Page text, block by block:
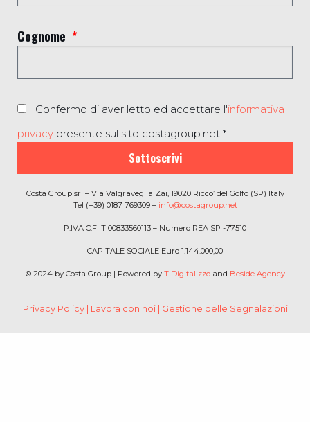
Cognome
Confermo di aver letto ed accettare l'informativa
privacy presente sul sito costagroup.net *
Sottoscrivi
Costa Group srl – Via Valgraveglia Zai, 19020 Ricco’ del Golfo (SP) Italy
Tel (+39) 0187 769309 – info@costagroup.net
P.IVA C.F IT 00833560113 – Numero REA SP -77510
CAPITALE SOCIALE Euro 1.144.000,00
© 2024 by Costa Group | Powered by TIDigitalizzoand Beside Agency
Privacy Policy| Lavora con noi| Gestione delle Segnalazioni